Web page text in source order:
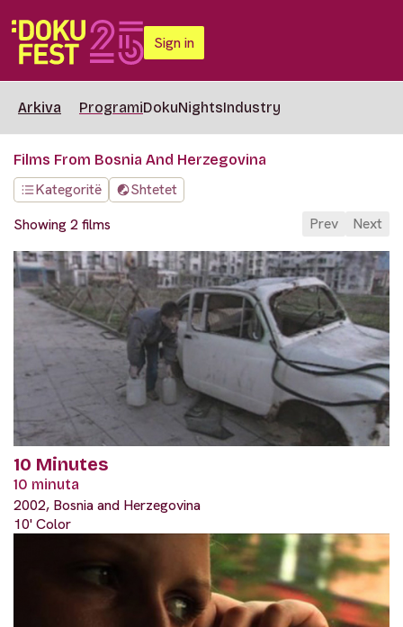
Sign in
Arkiva ProgramiDokuNightsIndustry
Films From Bosnia And Herzegovina
Kategoritë
Shtetet
Showing 2 films
Prev Next
10 Minutes
10 minuta
2002, Bosnia and Herzegovina
10' Color